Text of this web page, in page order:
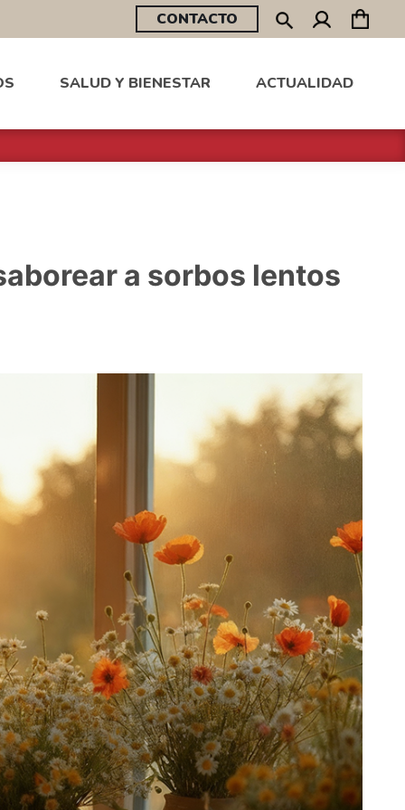
CONTACTO
SALUD Y BIENESTAR ACTUALIDAD
a sorbos lentos